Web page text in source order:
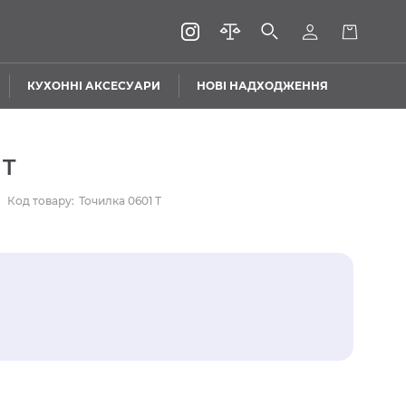
КУХОННІ АКСЕСУАРИ НОВІ НАДХОДЖЕННЯ
Код товару: Точилка 0601 T